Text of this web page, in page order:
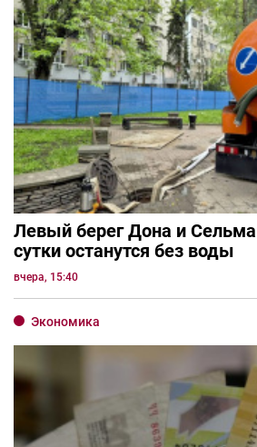
Левый берег Дона и
сутки останутся без воды
вчера, 15:40
Экономика